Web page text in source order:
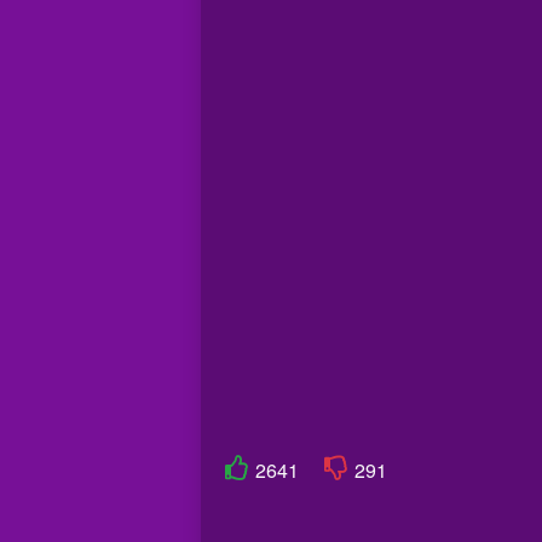
2641 291